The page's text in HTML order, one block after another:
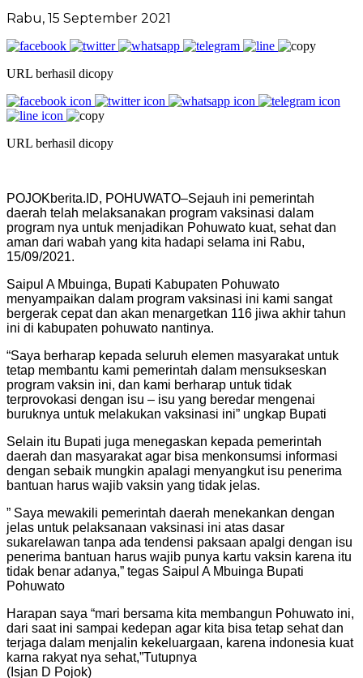
Rabu, 15 September 2021
URL berhasil dicopy
URL berhasil dicopy
POJOKberita.ID, POHUWATO–Sejauh ini pemerintah
daerah telah melaksanakan program vaksinasi dalam
program nya untuk menjadikan Pohuwato kuat, sehat dan
aman dari wabah yang kita hadapi selama ini Rabu,
15/09/2021.
Saipul A Mbuinga, Bupati Kabupaten Pohuwato
menyampaikan dalam program vaksinasi ini kami sangat
bergerak cepat dan akan menargetkan 116 jiwa akhir tahun
ini di kabupaten pohuwato nantinya.
“Saya berharap kepada seluruh elemen masyarakat untuk
tetap membantu kami pemerintah dalam mensukseskan
program vaksin ini, dan kami berharap untuk tidak
terprovokasi dengan isu – isu yang beredar mengenai
buruknya untuk melakukan vaksinasi ini” ungkap Bupati
Selain itu Bupati juga menegaskan kepada pemerintah
daerah dan masyarakat agar bisa menkonsumsi informasi
dengan sebaik mungkin apalagi menyangkut isu penerima
bantuan harus wajib vaksin yang tidak jelas.
” Saya mewakili pemerintah daerah menekankan dengan
jelas untuk pelaksanaan vaksinasi ini atas dasar
sukarelawan tanpa ada tendensi paksaan apalgi dengan isu
penerima bantuan harus wajib punya kartu vaksin karena itu
tidak benar adanya,” tegas Saipul A Mbuinga Bupati
Pohuwato
Harapan saya “mari bersama kita membangun Pohuwato ini,
dari saat ini sampai kedepan agar kita bisa tetap sehat dan
terjaga dalam menjalin kekeluargaan, karena indonesia kuat
karna rakyat nya sehat,”Tutupnya
(Isjan D Pojok)